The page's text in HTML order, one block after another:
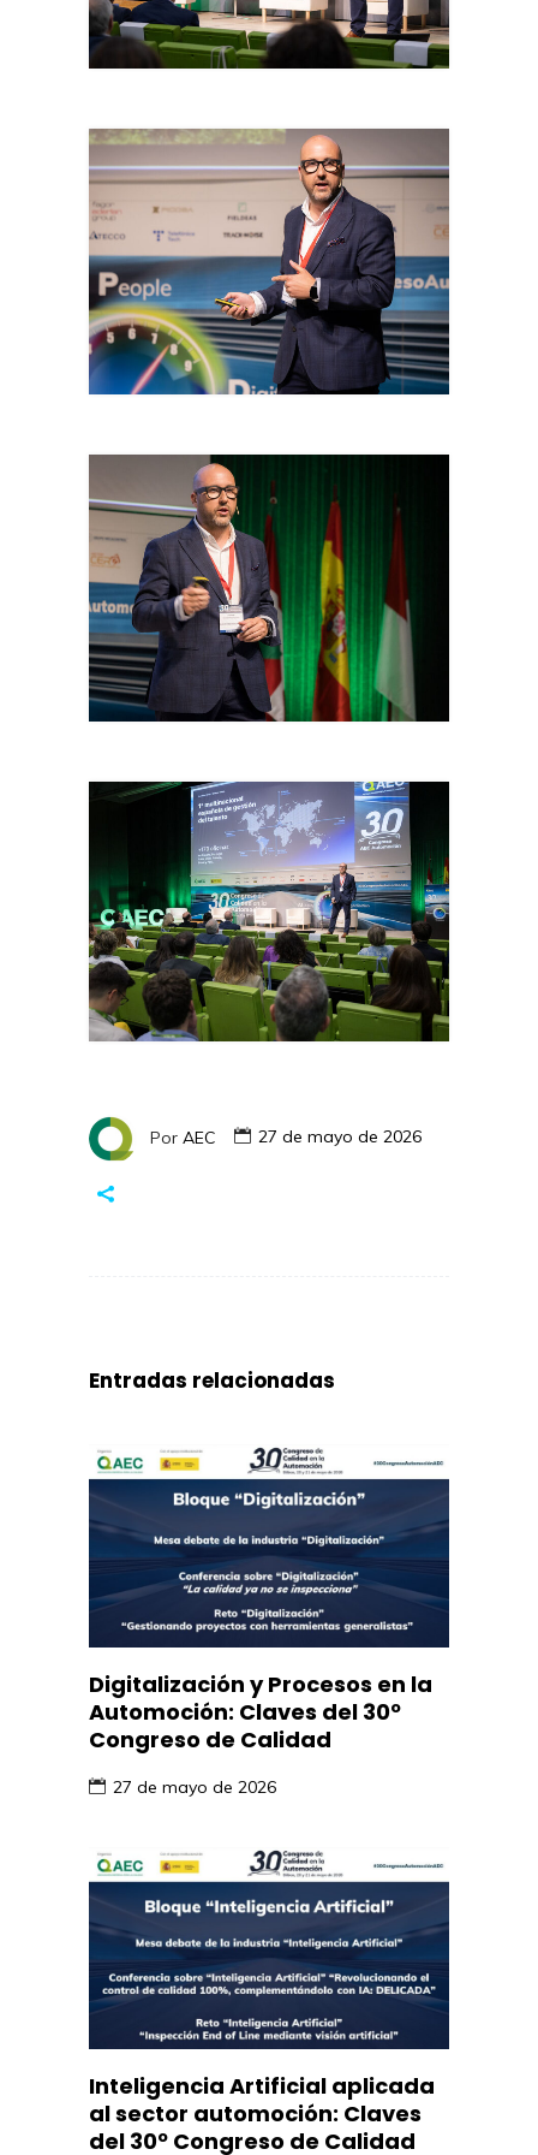
Por AEC 27 de mayo de 2026
Entradas relacionadas
Digitalización y Procesos en la
Automoción: Claves del 30º
Congreso de Calidad
27 de mayo de 2026
Inteligencia Artificial aplicada
al sector automoción: Claves
del 30º Congreso de Calidad